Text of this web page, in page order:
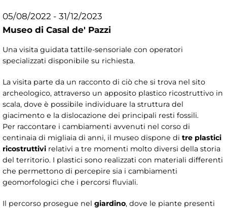
05/08/2022 - 31/12/2023
Museo di Casal de' Pazzi
Una visita guidata tattile-sensoriale con operatori
specializzati disponibile su richiesta.
La visita parte da un racconto di ciò che si trova nel sito
archeologico, attraverso un apposito plastico ricostruttivo in
scala, dove è possibile individuare la struttura del
giacimento e la dislocazione dei principali resti fossili.
Per raccontare i cambiamenti avvenuti nel corso di
centinaia di migliaia di anni, il museo dispone di tre plastici
ricostruttivi relativi a tre momenti molto diversi della storia
del territorio. I plastici sono realizzati con materiali differenti
che permettono di percepire sia i cambiamenti
geomorfologici che i percorsi fluviali.
Il percorso prosegue nel giardino, dove le piante presenti